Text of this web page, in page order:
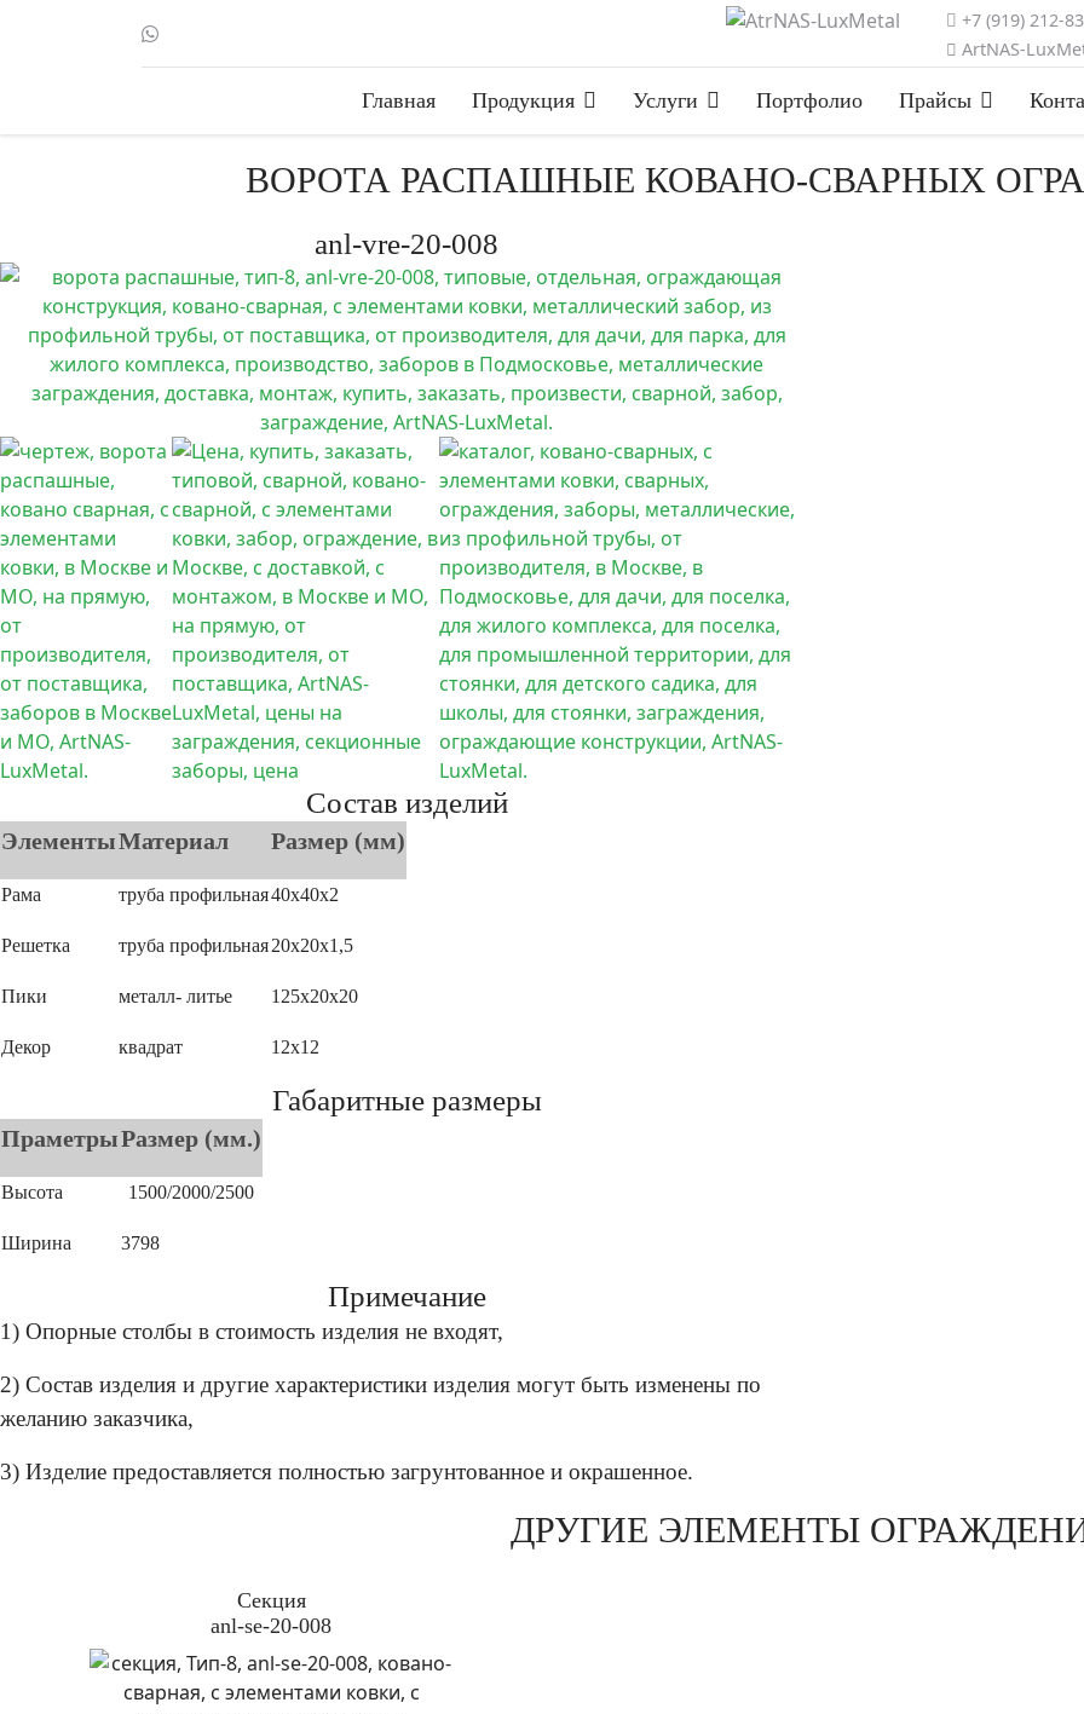
+7 (919) 212-
ArtNAS-
Главная Продукция Услуги Портфолио Прайсы
ВОРОТА РАСПАШНЫЕ КОВАНО-СВАРНЫХ
anl-vre-20-008
Состав изделий
ЭлементыМатериал Размер (мм)
Рама труба профильная40х40х2
Решетка труба профильная20х20х1,5
Пики металл- литье 125х20х20
Декор квадрат 12х12
Габаритные размеры
ПраметрыРазмер (мм.)
Высота 1500/2000/2500
Ширина 3798
Примечание
1) Опорные столбы в стоимость изделия не входят,
2) Состав изделия и другие характеристики изделия могут быть изменены по
желанию заказчика,
3) Изделие предоставляется полностью загрунтованное и окрашенное.
ДРУГИЕ ЭЛЕМЕНТЫ
Секция
anl-se-20-008